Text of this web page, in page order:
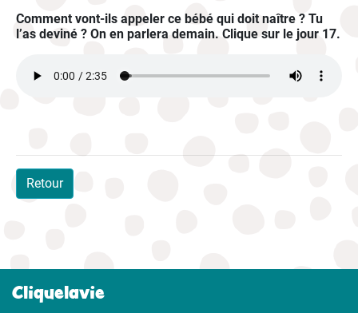
Comment vont-ils appeler ce bébé qui doit naître ? Tu
l’as deviné ? On en parlera demain. Clique sur le jour 17.
Retour
Cliquelavie